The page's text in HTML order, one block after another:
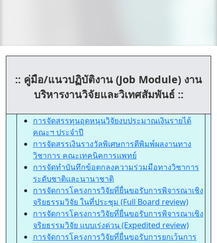
:: คู่มือ/แนวปฏิบัติงาน (Job Module) งาน
บริหารงานวิจัยและวิเทศสัมพันธ์ ::
การจัดสรรทุนอุดหนุนวิจัยงบประมาณเงินรายได้
คณะฯ ประจำปี
การจัดสรรเงินรางวัลพิเศษการตีพิมพ์ผลงานทาง
วิชาการ คณะเทคนิคการแพทย์
การจัดทำบันทึกข้อตกลงความร่วมมือทางวิชาการ
ระดับชาติและนานาชาติ
การจัดการโครงการวิจัยที่ยื่นขอรับการพิจารณาเชิง
จริยธรรมวิจัย ในที่ประชุม (Full Board review)
การจัดการโครงการวิจัยที่ยื่นขอรับการพิจารณาเชิง
จริยธรรมวิจัย แบบเร่งด่วน (Expedited review)
การจัดการโครงการวิจัยที่ยื่นขอรับการยกเว้นการ